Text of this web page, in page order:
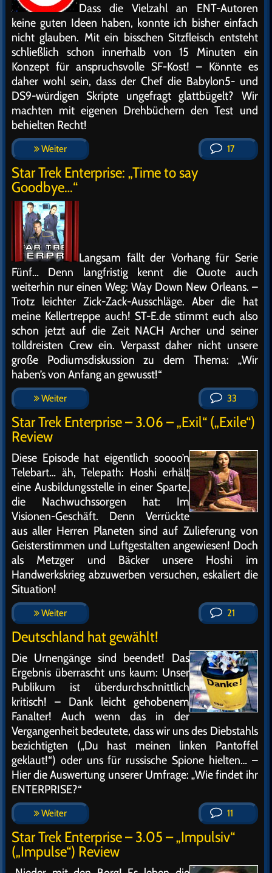
Dass die Vielzahl an ENT-Autoren
keine guten Ideen haben, konnte ich bisher einfach
nicht glauben. Mit ein bisschen Sitzfleisch entsteht
schließlich schon innerhalb von 15 Minuten ein
Konzept für anspruchsvolle SF-Kost! – Könnte es
daher wohl sein, dass der Chef die Babylon5- und
DS9-würdigen Skripte ungefragt glattbügelt? Wir
machten mit eigenen Drehbüchern den Test und
behielten Recht!
Weiter 17
Star Trek Enterprise: „Time to say
Goodbye…“
Langsam fällt der Vorhang für Serie
Fünf… Denn langfristig kennt die Quote auch
weiterhin nur einen Weg: Way Down New Orleans. –
Trotz leichter Zick-Zack-Ausschläge. Aber die hat
meine Kellertreppe auch! ST-E.de stimmt euch also
schon jetzt auf die Zeit NACH Archer und seiner
tolldreisten Crew ein. Verpasst daher nicht unsere
große Podiumsdiskussion zu dem Thema: „Wir
haben’s von Anfang an gewusst!“
Weiter 33
Star Trek Enterprise – 3.06 – „Exil“ („Exile“)
Review
Diese Episode hat eigentlich soooo’n
Telebart… äh, Telepath: Hoshi erhält
eine Ausbildungsstelle in einer Sparte,
die Nachwuchssorgen hat: Im
Visionen-Geschäft. Denn Verrückte
aus aller Herren Planeten sind auf Zulieferung von
Geisterstimmen und Luftgestalten angewiesen! Doch
als Metzger und Bäcker unsere Hoshi im
Handwerkskrieg abzuwerben versuchen, eskaliert die
Situation!
Weiter 21
Deutschland hat gewählt!
Die Urnengänge sind beendet! Das
Ergebnis überrascht uns kaum: Unser
Publikum ist überdurchschnittlich
kritisch! – Dank leicht gehobenem
Fanalter! Auch wenn das in der
Vergangenheit bedeutete, dass wir uns des Diebstahls
bezichtigten („Du hast meinen linken Pantoffel
geklaut!“) oder uns für russische Spione hielten… –
Hier die Auswertung unserer Umfrage: „Wie findet ihr
ENTERPRISE?“
Weiter 11
Star Trek Enterprise – 3.05 – „Impulsiv“
(„Impulse“) Review